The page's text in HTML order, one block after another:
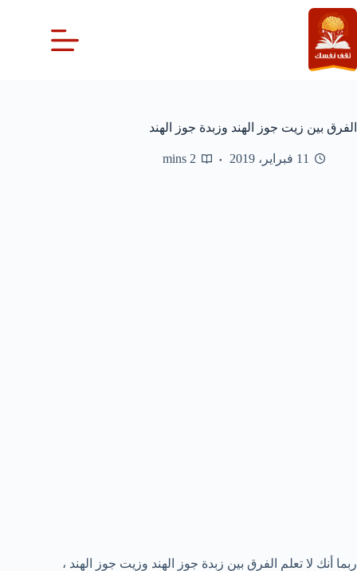
التجاوز
إلى
المحتوى
الفرق بين زيت جوز الهند وزبدة جوز الهند
11 فبراير، 2019 2 mins
ربما أنك لا تعلم الفرق بين زبدة جوز الهند وزيت جوز الهند ،